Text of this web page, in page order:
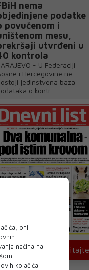
nema
podatke
povučenom i
mesu,
utvrđeni u
kontrola
- U Federaciji
i Hercegovine ne
jedinstvena baza
o kontr...
U novom broju pročitajte
oni
načina na
kolačića